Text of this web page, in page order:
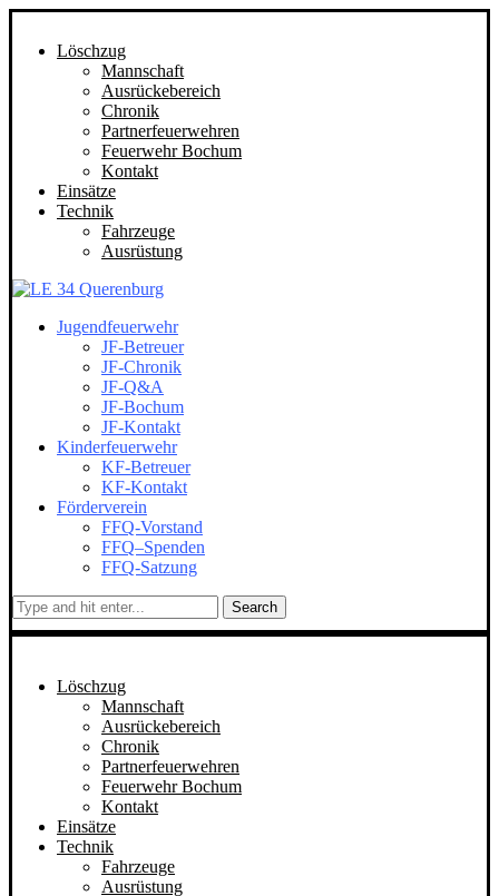
Löschzug
Mannschaft
Ausrückebereich
Chronik
Partnerfeuerwehren
Feuerwehr Bochum
Kontakt
Einsätze
Technik
Fahrzeuge
Ausrüstung
Jugendfeuerwehr
JF-Betreuer
JF-Chronik
JF-Q&A
JF-Bochum
JF-Kontakt
Kinderfeuerwehr
KF-Betreuer
KF-Kontakt
Förderverein
FFQ-Vorstand
FFQ–Spenden
FFQ-Satzung
Search
Löschzug
Mannschaft
Ausrückebereich
Chronik
Partnerfeuerwehren
Feuerwehr Bochum
Kontakt
Einsätze
Technik
Fahrzeuge
Ausrüstung